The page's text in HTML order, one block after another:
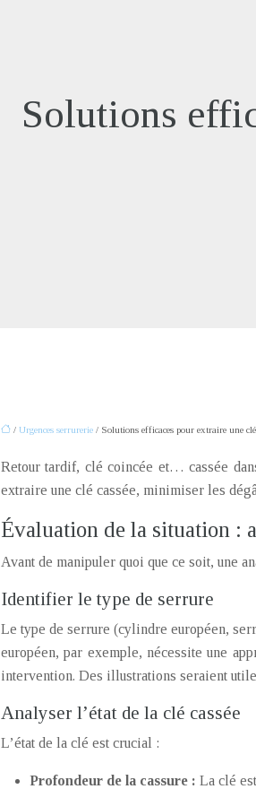
Solutions
/ Urgences serrurerie/ Solutions efficaces pour extraire une clé
Retour tardif, clé coincée et… cassée
extraire une clé cassée, minimiser les
Évaluation de la situation :
Avant de manipuler quoi que ce soit, une
Identifier le type de serrure
Le type de serrure (cylindre européen,
européen, par exemple, nécessite une
intervention. Des illustrations seraient
Analyser l’état de la clé cassée
L’état de la clé est crucial :
Profondeur de la cassure : La clé